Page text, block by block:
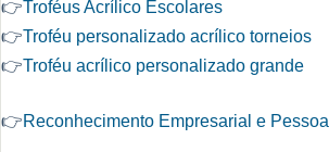
👉Troféus Acrílico Escolares
👉Troféu personalizado acrílico torneios
👉Troféu acrílico personalizado grande
👉Reconhecimento Empresarial e Pessoal